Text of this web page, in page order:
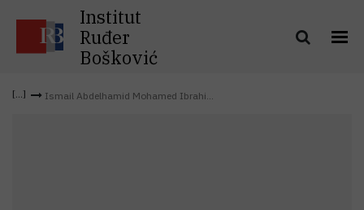
Institut
Ruđer
Bošković
Ismail Abdelhamid Mohamed Ibrahi...